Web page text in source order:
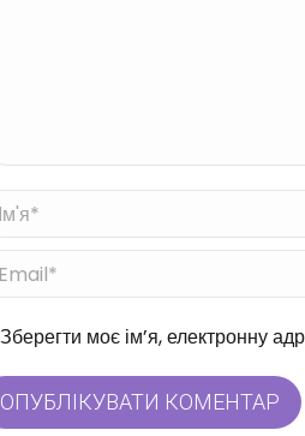
*
*
сайт
Зберегти моє ім’я, електронну
ОПУБЛІКУВАТИ КОМЕНТАР